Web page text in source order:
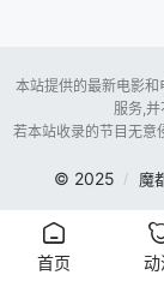
本站提供的最新电影
服务,
若本站收录的节目无意
© 2025 魔
首页 动